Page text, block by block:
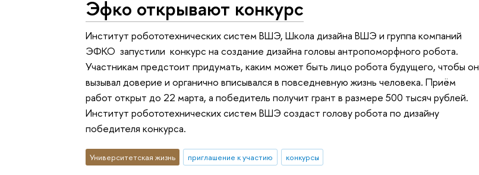
Эфко открывают конкурс
Институт робототехнических систем ВШЭ, Школа дизайна ВШЭ и группа компаний
ЭФКО запустили конкурс на создание дизайна головы антропоморфного робота.
Участникам предстоит придумать, каким может быть лицо робота будущего, чтобы он
вызывал доверие и органично вписывался в повседневную жизнь человека. Приём
работ открыт до 22 марта, а победитель получит грант в размере 500 тысяч рублей.
Институт робототехнических систем ВШЭ создаст голову робота по дизайну
победителя конкурса.
Университетская жизнь приглашение к участию конкурсы